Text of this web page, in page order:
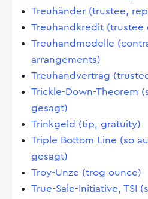
Treuhänder (trustee,
Treuhandkredit (trustee
Treuhandmodelle
arrangements)
Treuhandvertrag
Trickle-Down-Theorem
gesagt)
Trinkgeld (tip, gratuity)
Triple Bottom Line (so
gesagt)
Troy-Unze (trog ounce)
True-Sale-Initiative, TSI